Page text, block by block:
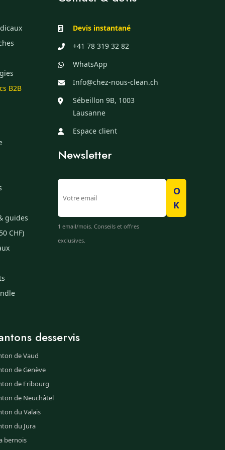
B2B
guides
CHF)
Devis instantané
+41 78 319 32 82
WhatsApp
Info@chez-nous-clean.ch
Sébeillon 9B, 1003
Lausanne
Espace client
Newsletter
O
K
1 email/mois. Conseils et offres
exclusives.
desservis
de Vaud
de Genève
de Fribourg
de Neuchâtel
du Valais
du Jura
bernois